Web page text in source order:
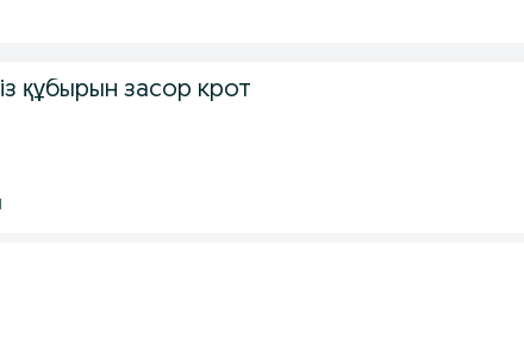
құбырын засор крот